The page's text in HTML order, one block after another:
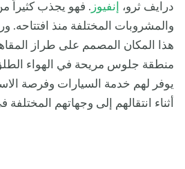
درايف ثرو،
إنفيوز . فهو يجذب كثيراً
والمشروبات المختلفة منذ افتتاحه.
هذا المكان المصمم على طراز
منطقة جلوس مريحة في الهواء
يوفر لهم خدمة السيارات وفرصة
أثناء انتقالهم إلى وجهاتهم